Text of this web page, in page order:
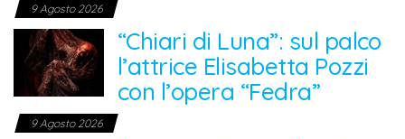
9 Agosto 2026
“Chiari di Luna”: sul palco
l’attrice Elisabetta Pozzi
con l’opera “Fedra”
9 Agosto 2026